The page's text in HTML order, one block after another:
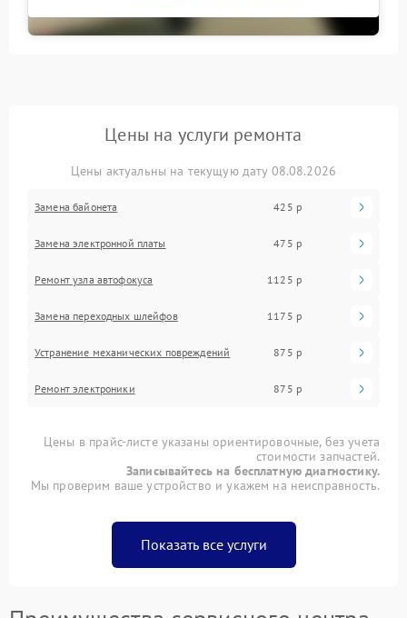
Цены на услуги ремонта
Цены актуальны на текущую дату 08.08.2026
Замена байонета 425 р
Замена электронной платы 475 р
Ремонт узла автофокуса 1125 р
Замена переходных шлейфов 1175 р
Устранение механических повреждений 875 р
Ремонт электроники 875 р
Цены в прайс-листе указаны ориентировочные, без учета
стоимости запчастей.
Записывайтесь на бесплатную диагностику.
Мы проверим ваше устройство и укажем на неисправность.
Показать все услуги